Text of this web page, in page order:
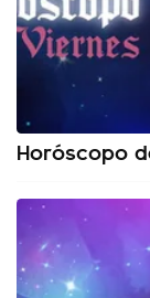
Horóscopo